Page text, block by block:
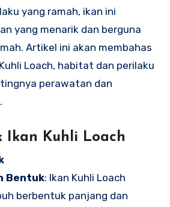
yang ramah, ikan ini
yang menarik dan berguna
Artikel ini akan membahas
Loach, habitat dan perilaku
perawatan dan
Ikan Kuhli Loach
Bentuk: Ikan Kuhli Loach
berbentuk panjang dan